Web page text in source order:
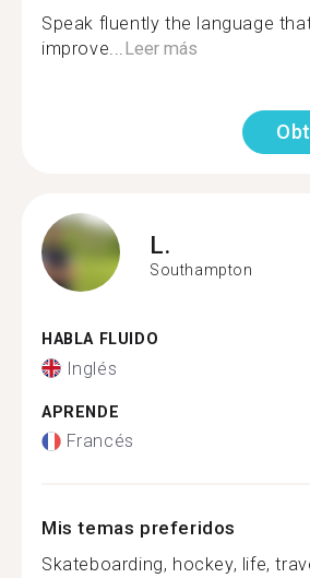
Speak fluently the language
improve...Leer más
L.
Southampton
HABLA FLUIDO
Inglés
APRENDE
Francés
Mis temas preferidos
Skateboarding, hockey, life,